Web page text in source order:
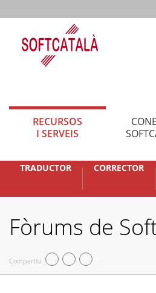
RECURSOS
I SERVEIS
TRADUCTOR CORRECTOR
Fòrums de
Compartiu